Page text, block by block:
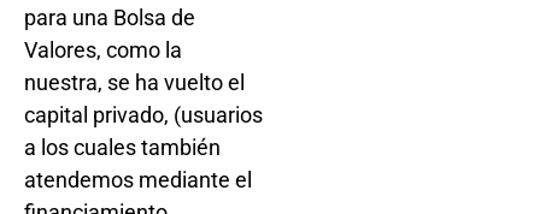
para una Bolsa de
Valores, como la
nuestra, se ha vuelto el
capital privado, (usuarios
a los cuales también
atendemos mediante el